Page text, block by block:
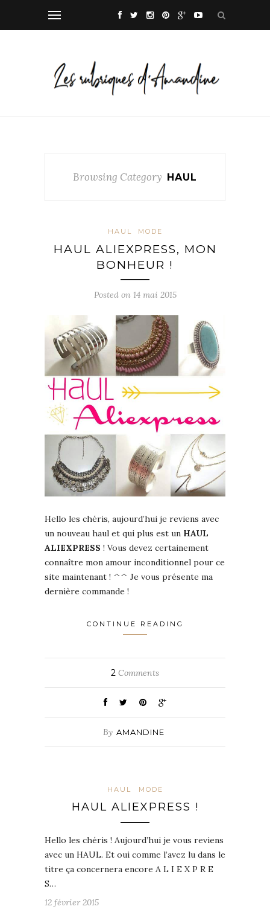
Browsing Category HAUL
HAUL MODE
HAUL ALIEXPRESS, MON
BONHEUR !
Posted on 14 mai 2015
Hello les chéris, aujourd’hui je reviens avec
un nouveau haul et qui plus est un HAUL
ALIEXPRESS ! Vous devez certainement
connaître mon amour inconditionnel pour ce
site maintenant ! ^^ Je vous présente ma
dernière commande !
CONTINUE READING
2 Comments
By AMANDINE
HAUL MODE
HAUL ALIEXPRESS !
Hello les chéris ! Aujourd’hui je vous reviens
avec un HAUL. Et oui comme l’avez lu dans le
titre ça concernera encore A L I E X P R E
S…
12 février 2015